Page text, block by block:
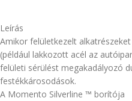
Leírás
Amikor felületkezelt
(például lakkozott acél az
felületi sérülést megakadályozó
festékkárosodások.
A Momento Silverline ™ borítója